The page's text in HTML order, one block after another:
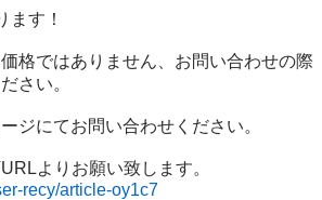
ます！
格ではありません、お問い合わせの際
さい。
ジにてお問い合わせください。
recy/article-oy1c7